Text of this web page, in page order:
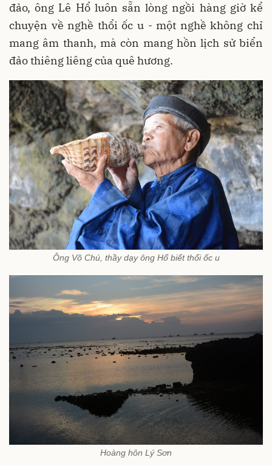
đảo, ông Lê Hổ luôn sẵn lòng ngồi hàng giờ kể
chuyện về nghề thổi ốc u - một nghề không chỉ
mang âm thanh, mà còn mang hồn lịch sử biển
đảo thiêng liêng của quê hương.
Ông Võ Chú, thầy dạy ông Hổ biết thổi ốc u
Hoàng hôn Lý Sơn